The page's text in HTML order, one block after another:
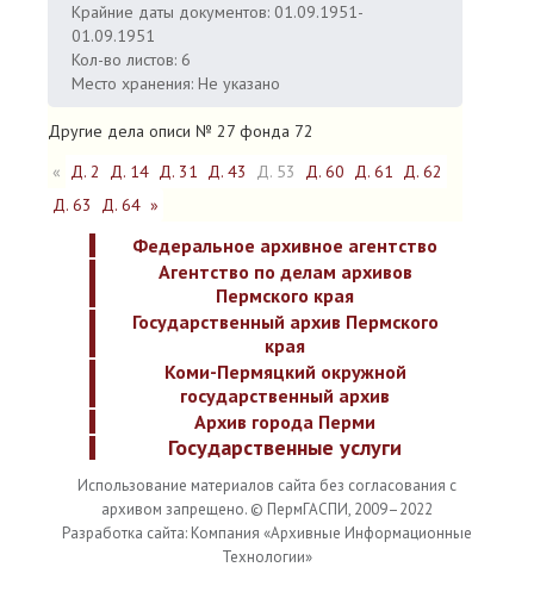
Крайние даты документов: 01.09.1951-
01.09.1951
Кол-во листов: 6
Место хранения: Не указано
Другие дела описи № 27 фонда 72
« Д. 2 Д. 14 Д. 31 Д. 43 Д. 53 Д. 60 Д. 61 Д. 62
Д. 63
Д. 64 »
Федеральное архивное агентство
Агентство по делам архивов
Пермского края
Государственный архив Пермского
края
Коми-Пермяцкий окружной
государственный архив
Архив города Перми
Государственные услуги
Использование материалов сайта без согласования с
архивом запрещено. © ПермГАСПИ, 2009–2022
Разработка сайта: Компания «Архивные Информационные
Технологии»